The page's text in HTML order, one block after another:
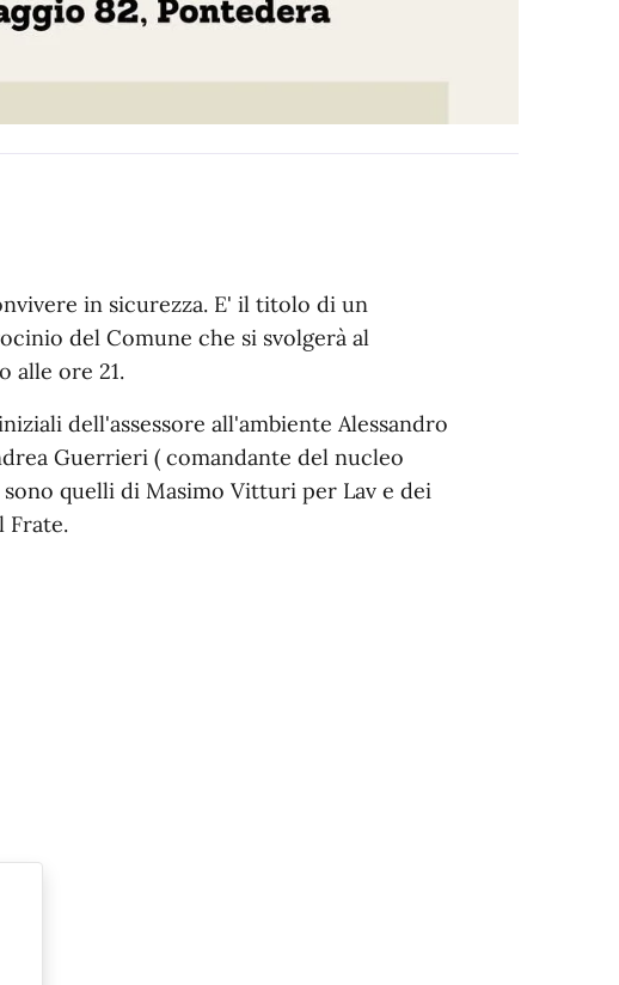
in sicurezza. E' il titolo di un
del Comune che si svolgerà al
alle ore 21.
dell'assessore all'ambiente Alessandro
Guerrieri ( comandante del nucleo
quelli di Masimo Vitturi per Lav e dei
Frate.